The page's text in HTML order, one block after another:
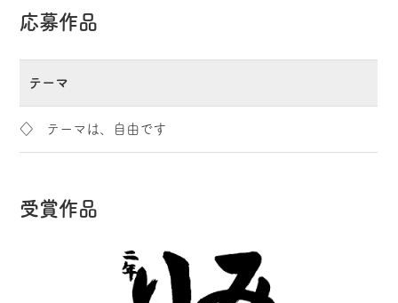
応募作品
テーマ
◇ テーマは、自由です
受賞作品